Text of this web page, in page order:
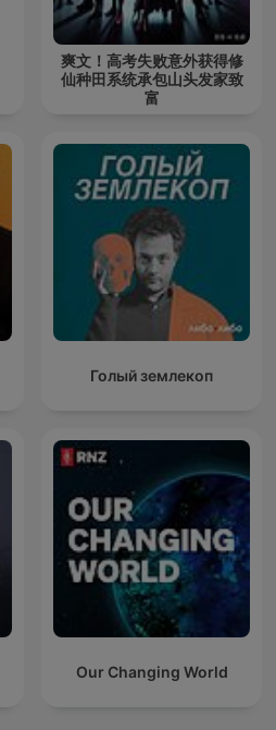
爽文！高考失败意外获得修
仙种田系统承包山头发家致
富
Голый землекоп
Our Changing World